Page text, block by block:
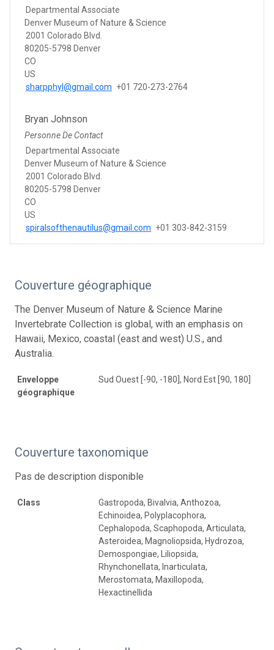
Departmental Associate
Denver Museum of Nature & Science
2001 Colorado Blvd.
80205-5798 Denver
CO
US
sharpphyl@gmail.com +01 720-273-2764
Bryan Johnson
Personne De Contact
Departmental Associate
Denver Museum of Nature & Science
2001 Colorado Blvd.
80205-5798 Denver
CO
US
spiralsofthenautilus@gmail.com +01 303-842-3159
Couverture géographique
The Denver Museum of Nature & Science Marine
Invertebrate Collection is global, with an emphasis on
Hawaii, Mexico, coastal (east and west) U.S., and
Australia.
Enveloppe
géographique
Sud Ouest [-90, -180], Nord Est [90, 180]
Couverture taxonomique
Pas de description disponible
Class
Gastropoda, Bivalvia, Anthozoa,
Echinoidea, Polyplacophora,
Cephalopoda, Scaphopoda, Articulata,
Asteroidea, Magnoliopsida, Hydrozoa,
Demospongiae, Liliopsida,
Rhynchonellata, Inarticulata,
Merostomata, Maxillopoda,
Hexactinellida